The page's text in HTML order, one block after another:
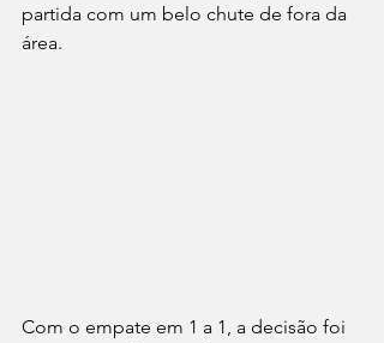
partida com um belo chute de fora da
área.
Com o empate em 1 a 1, a decisão foi